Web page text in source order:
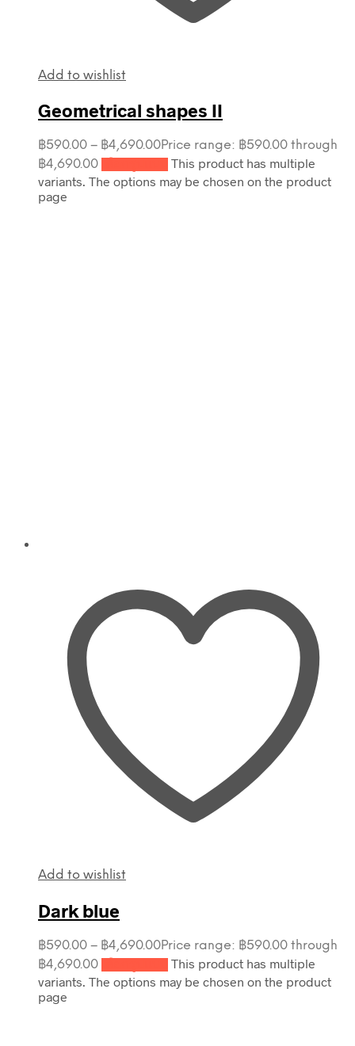
Add to wishlist
Geometrical shapes II
฿590.00 – ฿4,690.00Price range: ฿590.00 through
฿4,690.00
This product has multiple
variants. The options may be chosen on the product
page
Add to wishlist
Dark blue
฿590.00 – ฿4,690.00Price range: ฿590.00 through
฿4,690.00
This product has multiple
variants. The options may be chosen on the product
page